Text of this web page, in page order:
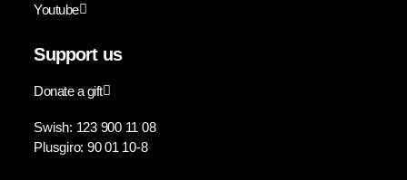
Youtube
Support us
Donate a gift
Swish: 123 900 11 08
Plusgiro: 90 01 10-8